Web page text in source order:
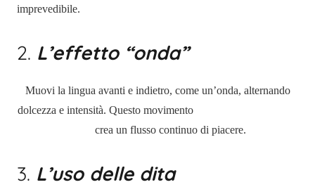
imprevedibile.
2. L’effetto “onda”
Muovi la lingua avanti e indietro, come un’onda, alternando
dolcezza e intensità. Questo movimento
crea un flusso continuo di piacere.
3. L’uso delle dita